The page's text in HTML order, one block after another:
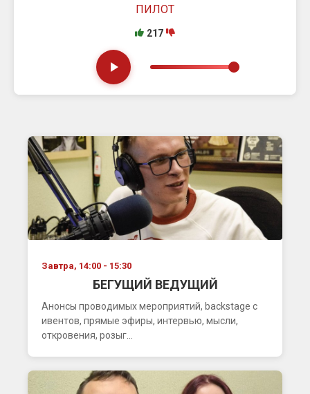
ПИЛОТ
217
Завтра, 14:00 - 15:30
БЕГУЩИЙ ВЕДУЩИЙ
Анонсы проводимых мероприятий, backstage с
ивентов, прямые эфиры, интервью, мысли,
откровения, розыг...